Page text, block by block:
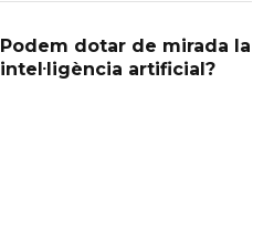
Podem dotar de mirada la
intel·ligència artificial?